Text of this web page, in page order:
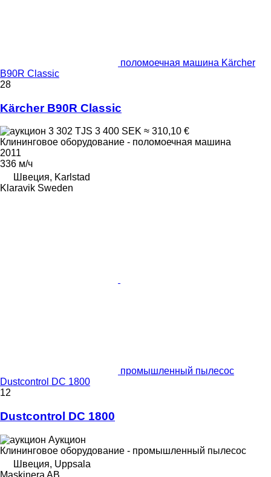
поломоечная машина Kärcher
B90R Classic
28
Kärcher B90R Classic
3 302 TJS 3 400 SEK ≈ 310,10 €
Клининговое оборудование - поломоечная машина
2011
336 м/ч
Швеция, Karlstad
Klaravik Sweden
промышленный пылесос
Dustcontrol DC 1800
12
Dustcontrol DC 1800
Аукцион
Клининговое оборудование - промышленный пылесос
Швеция, Uppsala
Maskinera AB